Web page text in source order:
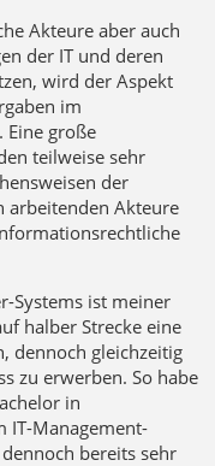
Akteure aber auch
der IT und deren
wird der Aspekt
im
große
teilweise sehr
der
arbeitenden Akteure
Systems ist meiner
halber Strecke eine
dennoch gleichzeitig
zu erwerben. So habe
in
IT-Management-
bereits sehr